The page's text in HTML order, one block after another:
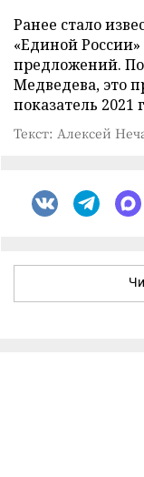
Ранее стало
«Единой России»
предложений.
Медведева, это
показатель 2021
Текст: Алексей